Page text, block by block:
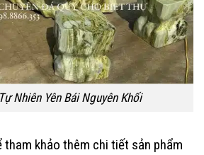
Nhiên Yên Bái Nguyên Khối
tham khảo thêm chi tiết sản phẩm